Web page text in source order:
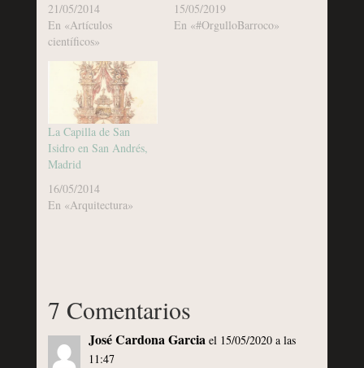
21/05/2014
En «Artículos
científicos»
15/05/2019
En «#OrgulloBarroco»
La Capilla de San
Isidro en San Andrés,
Madrid
16/05/2014
En «Arquitectura»
7 Comentarios
José Cardona Garcia el 15/05/2020 a las
11:47